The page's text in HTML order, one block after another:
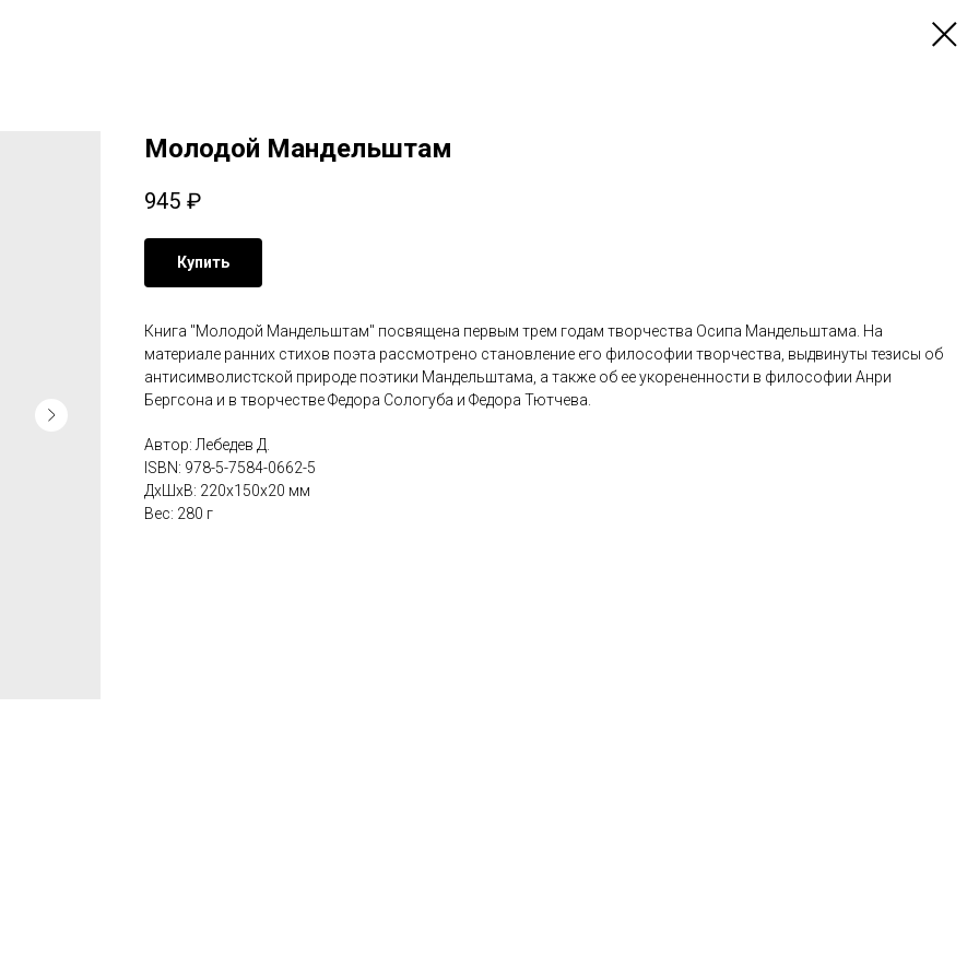
Молодой Мандельштам
945 ₽
Купить
Книга "Молодой Мандельштам" посвящена первым трем годам творчества Осипа Мандельштама. На
материале ранних стихов поэта рассмотрено становление его философии творчества, выдвинуты тезисы об
антисимволистской природе поэтики Мандельштама, а также об ее укорененности в философии Анри
Бергсона и в творчестве Федора Сологуба и Федора Тютчева.
Автор: Лебедев Д.
ISBN: 978-5-7584-0662-5
ДxШxВ: 220x150x20 мм
Вес: 280 г